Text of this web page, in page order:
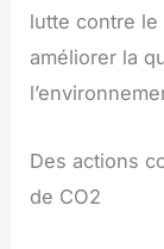
lutte contre le
améliorer la
Des actions
de CO2